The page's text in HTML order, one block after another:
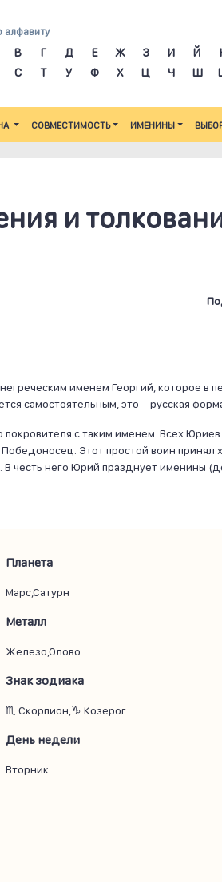
алфавиту
В Г Д Е Ж З И Й
С Т У Ф Х Ц Ч Ш
СОВМЕСТИМОСТЬ ИМЕНИНЫ
и
именем Георгий, которое в
самостоятельным, это – русская
с таким именем. Всех Юриев
Этот простой воин принял
честь него Юрий празднует именины
Планета
Марс,Сатурн
Металл
Железо,Олово
Знак зодиака
♏ Скорпион,♑ Козерог
День недели
Вторник